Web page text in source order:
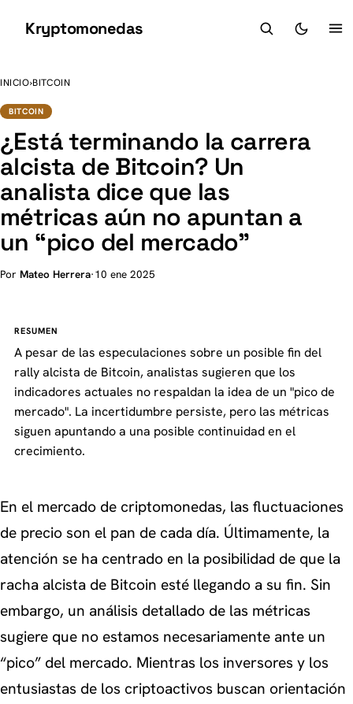
Kryptomonedas
INICIO›BITCOIN
BITCOIN
¿Está terminando la carrera
alcista de Bitcoin? Un
analista dice que las
métricas aún no apuntan a
un “pico del mercado”
Por Mateo Herrera·10 ene 2025
RESUMEN
A pesar de las especulaciones sobre un posible fin del
rally alcista de Bitcoin, analistas sugieren que los
indicadores actuales no respaldan la idea de un "pico de
mercado". La incertidumbre persiste, pero las métricas
siguen apuntando a una posible continuidad en el
crecimiento.
En el mercado de criptomonedas, las fluctuaciones
de precio son el pan de cada día. Últimamente, la
atención se ha centrado en la posibilidad de que la
racha alcista de Bitcoin esté llegando a su fin. Sin
embargo, un análisis detallado de las métricas
sugiere que no estamos necesariamente ante un
“pico” del mercado. Mientras los inversores y los
entusiastas de los criptoactivos buscan orientación